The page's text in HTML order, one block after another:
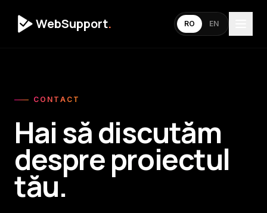
WebSupport. RO EN
CONTACT
Hai să discutăm
despre proiectul
tău.